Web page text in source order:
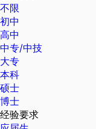
不限
初中
高中
中专/中技
大专
本科
硕士
博士
经验要求